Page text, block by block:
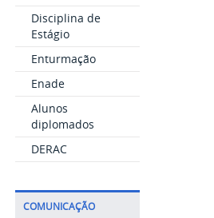
Disciplina de
Estágio
Enturmação
Enade
Alunos
diplomados
DERAC
COMUNICAÇÃO